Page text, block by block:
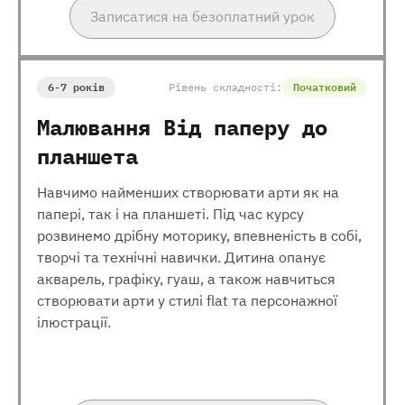
Записатися на безоплатний урок
6-7 років Рівень складності: Початковий
Малювання Від паперу до
планшета
Навчимо найменших створювати арти як на
папері, так і на планшеті. Під час курсу
розвинемо дрібну моторику, впевненість в собі,
творчі та технічні навички. Дитина опанує
акварель, графіку, гуаш, а також навчиться
створювати арти у стилі flat та персонажної
ілюстрації.